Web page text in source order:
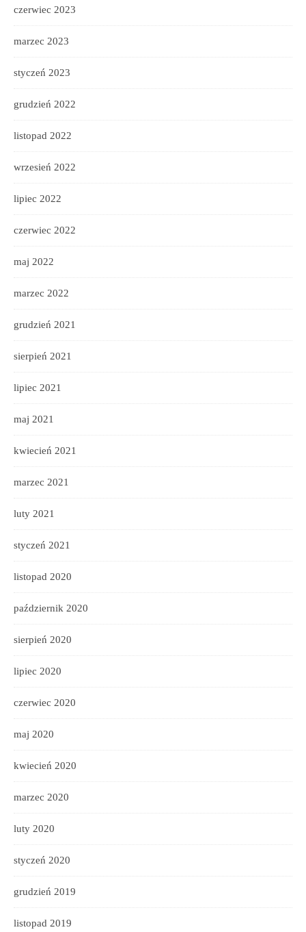
czerwiec 2023
marzec 2023
styczeń 2023
grudzień 2022
listopad 2022
wrzesień 2022
lipiec 2022
czerwiec 2022
maj 2022
marzec 2022
grudzień 2021
sierpień 2021
lipiec 2021
maj 2021
kwiecień 2021
marzec 2021
luty 2021
styczeń 2021
listopad 2020
październik 2020
sierpień 2020
lipiec 2020
czerwiec 2020
maj 2020
kwiecień 2020
marzec 2020
luty 2020
styczeń 2020
grudzień 2019
listopad 2019